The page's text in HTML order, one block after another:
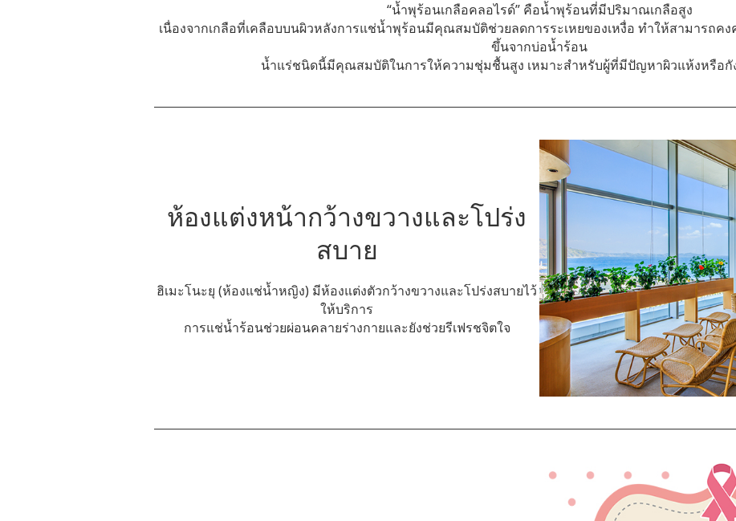
“น้ำพุร้อนเกลือคลอไรด์” คือน้ำพุร้อนที่มีปริมาณเกลือสูง
เนื่องจากเกลือที่เคลือบบนผิวหลังการแช่น้ำพุร้อนมีคุณสมบัติช่วยลดการระเหยของเหงื่อ ทำให้สามารถค
ขึ้นจากบ่อน้ำร้อน
น้ำแร่ชนิดนี้มีคุณสมบัติในการให้ความชุ่มชื้นสูง เหมาะสำหรับผู้ที่มีปัญหาผิวแห้งหรือกัง
ห้องแต่งหน้ากว้างขวางและโปร่ง
สบาย
ฮิเมะโนะยุ (ห้องแช่น้ำหญิง) มีห้องแต่งตัวกว้างขวางและโปร่งสบายไว้
ให้บริการ
การแช่น้ำร้อนช่วยผ่อนคลายร่างกายและยังช่วยรีเฟรชจิตใจ